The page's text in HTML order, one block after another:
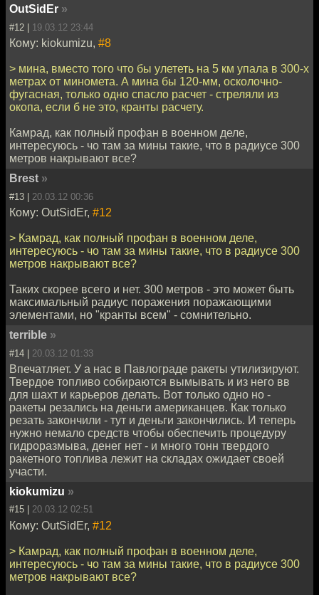
OutSidEr »
#12 | 19.03.12 23:44
Кому: kiokumizu, #8
> мина, вместо того что бы улететь на 5 км упала в 300-х
метрах от миномета. А мина бы 120-мм, осколочно-
фугасная, только одно спасло расчет - стреляли из
окопа, если б не это, кранты расчету.
Камрад, как полный профан в военном деле,
интересуюсь - чо там за мины такие, что в радиусе 300
метров накрывают все?
Brest »
#13 | 20.03.12 00:36
Кому: OutSidEr, #12
> Камрад, как полный профан в военном деле,
интересуюсь - чо там за мины такие, что в радиусе 300
метров накрывают все?
Таких скорее всего и нет. 300 метров - это может быть
максимальный радиус поражения поражающими
элементами, но "кранты всем" - сомнительно.
terrible »
#14 | 20.03.12 01:33
Впечатляет. У а нас в Павлограде ракеты утилизируют.
Твердое топливо собираются вымывать и из него вв
для шахт и карьеров делать. Вот только одно но -
ракеты резались на деньги американцев. Как только
резать закончили - тут и деньги закончились. И теперь
нужно немало средств чтобы обеспечить процедуру
гидроразмыва, денег нет - и много тонн твердого
ракетного топлива лежит на складах ожидает своей
участи.
kiokumizu »
#15 | 20.03.12 02:51
Кому: OutSidEr, #12
> Камрад, как полный профан в военном деле,
интересуюсь - чо там за мины такие, что в радиусе 300
метров накрывают все?